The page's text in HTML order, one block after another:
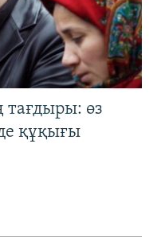
тағдыры: өз
құқығы